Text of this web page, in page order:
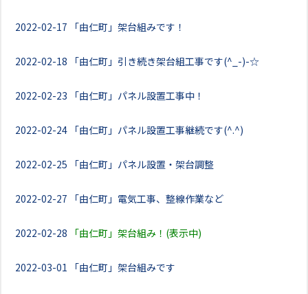
2022-02-17 「由仁町」架台組みです！
2022-02-18 「由仁町」引き続き架台組工事です(^_-)-☆
2022-02-23 「由仁町」パネル設置工事中！
2022-02-24 「由仁町」パネル設置工事継続です(^.^)
2022-02-25 「由仁町」パネル設置・架台調整
2022-02-27 「由仁町」電気工事、整線作業など
2022-02-28 「由仁町」架台組み！(表示中)
2022-03-01 「由仁町」架台組みです